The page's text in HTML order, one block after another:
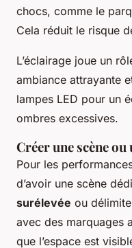
chocs, comme le
Cela réduit le risque
L’éclairage joue un
ambiance attrayante
lampes LED pour un
ombres excessives.
Créer une scène
Pour les
d’avoir une scène
surélevée ou
avec des marquages
que l’espace est